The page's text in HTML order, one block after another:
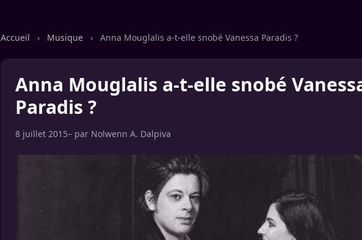
Accueil › Musique › Anna Mouglalis a-t-elle snobé Vanessa Paradis ?
Anna Mouglalis a-t-elle snobé
Paradis ?
8 juillet 2015– par Nolwenn A. Dalpiva